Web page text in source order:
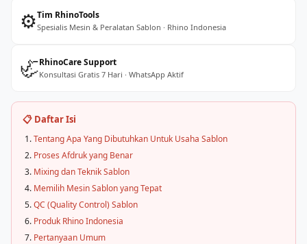
⚙️Tim RhinoTools
Spesialis Mesin & Peralatan Sablon · Rhino Indonesia
🦏RhinoCare Support
Konsultasi Gratis 7 Hari · WhatsApp Aktif
📋 Daftar Isi
Tentang Apa Yang Dibutuhkan Untuk Usaha Sablon
Proses Afdruk yang Benar
Mixing dan Teknik Sablon
Memilih Mesin Sablon yang Tepat
QC (Quality Control) Sablon
Produk Rhino Indonesia
Pertanyaan Umum